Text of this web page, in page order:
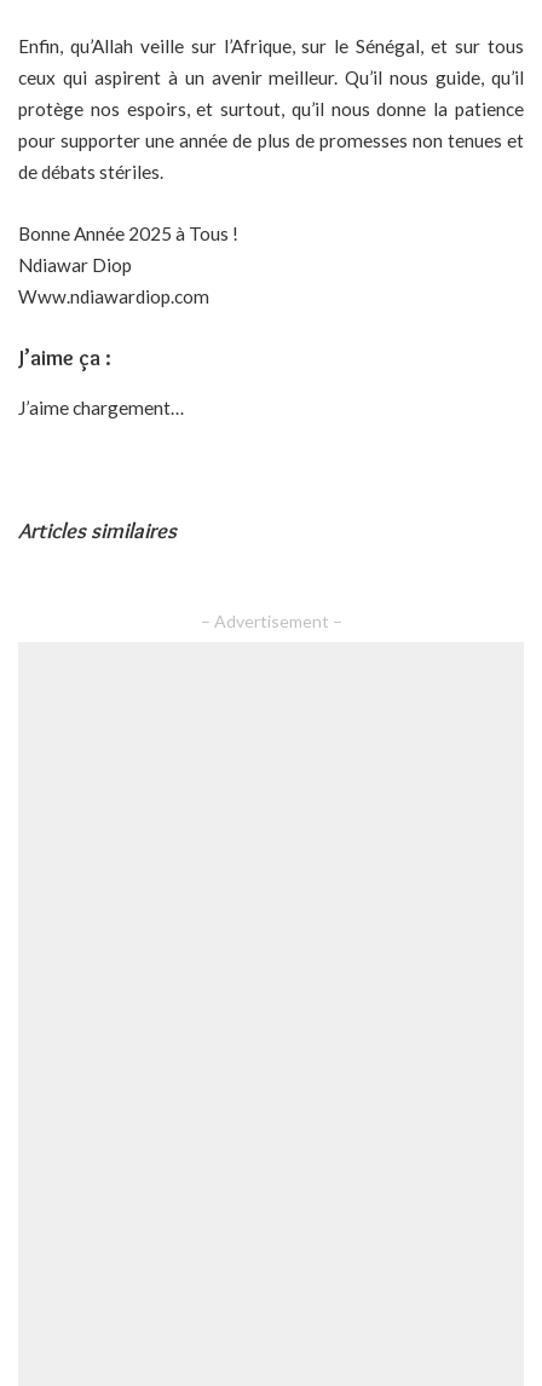
Enfin, qu’Allah veille sur l’Afrique, sur le Sénégal, et sur tous
ceux qui aspirent à un avenir meilleur. Qu’il nous guide, qu’il
protège nos espoirs, et surtout, qu’il nous donne la patience
pour supporter une année de plus de promesses non tenues et
de débats stériles.
Bonne Année 2025 à Tous !
Ndiawar Diop
Www.ndiawardiop.com
J’aime ça :
J’aimechargement…
Articles similaires
– Advertisement –